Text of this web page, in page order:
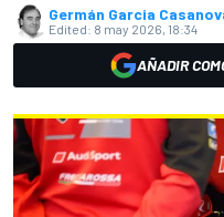
Germán Garcia
Edited: 8 may 2026, 18:34
AÑADIR